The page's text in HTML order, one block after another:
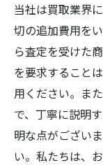
当社は買取業界
切の追加費用を
ら査定を受けた
を要求すること
用ください。ま
で、丁寧に説明
明な点がござい
い。私たちは、